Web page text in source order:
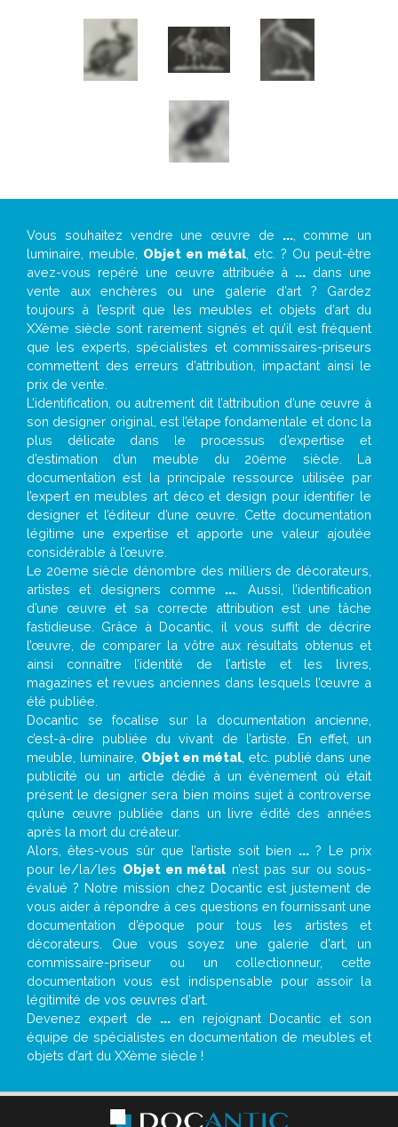
Vous souhaitez vendre une œuvre de ..., comme un
luminaire, meuble, Objet en métal , etc. ? Ou peut-être
avez-vous repéré une œuvre attribuée à ... dans une
vente aux enchères ou une galerie d’art ? Gardez
toujours à l’esprit que les meubles et objets d’art du
XXème siècle sont rarement signés et qu’il est fréquent
que les experts, spécialistes et commissaires-priseurs
commettent des erreurs d’attribution, impactant ainsi le
prix de vente.
L’identification, ou autrement dit l’attribution d’une œuvre à
son designer original, est l’étape fondamentale et donc la
plus délicate dans le processus d’expertise et
d’estimation d’un meuble du 20ème siècle. La
documentation est la principale ressource utilisée par
l’expert en meubles art déco et design pour identifier le
designer et l’éditeur d’une œuvre. Cette documentation
légitime une expertise et apporte une valeur ajoutée
considérable à l’œuvre.
Le 20eme siècle dénombre des milliers de décorateurs,
artistes et designers comme ... . Aussi, l’identification
d’une œuvre et sa correcte attribution est une tâche
fastidieuse. Grâce à Docantic, il vous suffit de décrire
l’œuvre, de comparer la vôtre aux résultats obtenus et
ainsi connaître l’identité de l’artiste et les livres,
magazines et revues anciennes dans lesquels l’œuvre a
été publiée.
Docantic se focalise sur la documentation ancienne,
c’est-à-dire publiée du vivant de l’artiste. En effet, un
meuble, luminaire, Objet en métal , etc. publié dans une
publicité ou un article dédié à un évènement où était
présent le designer sera bien moins sujet à controverse
qu’une œuvre publiée dans un livre édité des années
après la mort du créateur.
Alors, êtes-vous sûr que l’artiste soit bien ...? Le prix
pour le/la/les Objet en métal n’est pas sur ou sous-
évalué ? Notre mission chez Docantic est justement de
vous aider à répondre à ces questions en fournissant une
documentation d’époque pour tous les artistes et
décorateurs. Que vous soyez une galerie d’art, un
commissaire-priseur ou un collectionneur, cette
documentation vous est indispensable pour assoir la
légitimité de vos œuvres d’art.
Devenez expert de ... en rejoignant Docantic et son
équipe de spécialistes en documentation de meubles et
objets d’art du XXème siècle !